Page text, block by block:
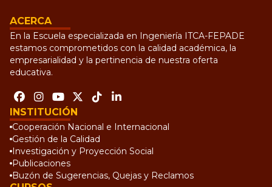
ACERCA
En la Escuela especializada en Ingeniería ITCA-FEPADE
estamos comprometidos con la calidad académica, la
empresarialidad y la pertinencia de nuestra oferta
educativa.
INSTITUCIÓN
Cooperación Nacional e Internacional
Gestión de la Calidad
Investigación y Proyección Social
Publicaciones
Buzón de Sugerencias, Quejas y Reclamos